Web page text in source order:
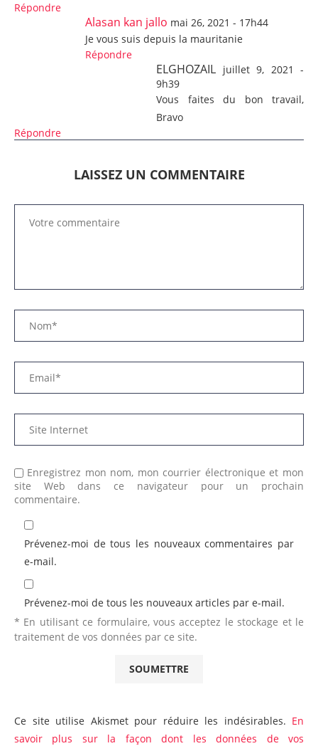
Répondre
Alasan kan jallo mai 26, 2021 - 17h44
Je vous suis depuis la mauritanie
Répondre
ELGHOZAIL juillet 9, 2021 -
9h39
Vous faites du bon travail,
Bravo
Répondre
LAISSEZ UN COMMENTAIRE
Enregistrez mon nom, mon courrier électronique et mon
site Web dans ce navigateur pour un prochain
commentaire.
Prévenez-moi de tous les nouveaux commentaires par
e-mail.
Prévenez-moi de tous les nouveaux articles par e-mail.
* En utilisant ce formulaire, vous acceptez le stockage et le
traitement de vos données par ce site.
Ce site utilise Akismet pour réduire les indésirables. En
savoir plus sur la façon dont les données de vos